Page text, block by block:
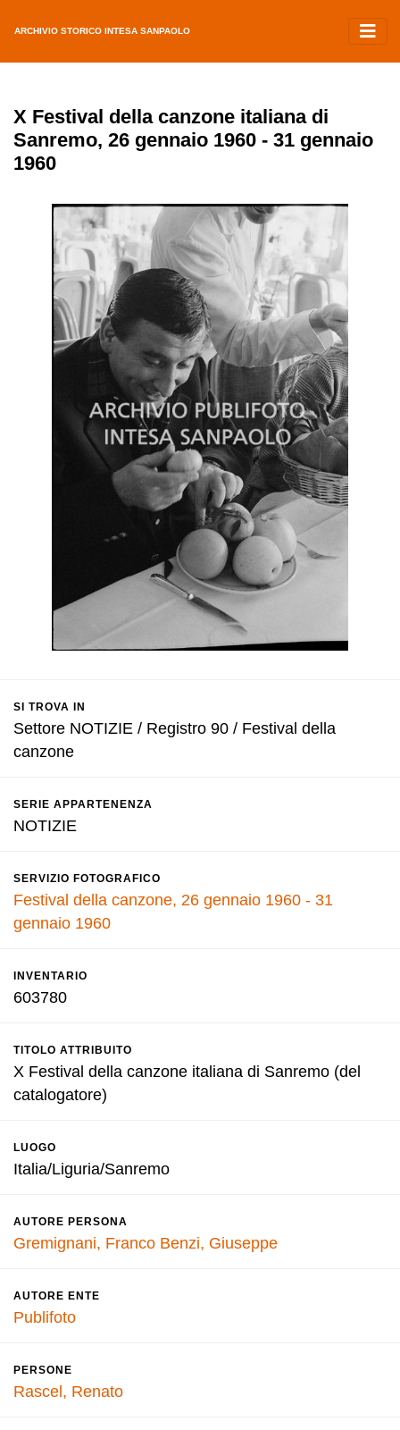
ARCHIVIO STORICO INTESA SANPAOLO
X Festival della canzone italiana di
Sanremo, 26 gennaio 1960 - 31 gennaio
1960
SI TROVA IN
Settore NOTIZIE / Registro 90 / Festival della
canzone
SERIE APPARTENENZA
NOTIZIE
SERVIZIO FOTOGRAFICO
Festival della canzone, 26 gennaio 1960 - 31
gennaio 1960
INVENTARIO
603780
TITOLO ATTRIBUITO
X Festival della canzone italiana di Sanremo (del
catalogatore)
LUOGO
Italia/Liguria/Sanremo
AUTORE PERSONA
Gremignani, Franco Benzi, Giuseppe
AUTORE ENTE
Publifoto
PERSONE
Rascel, Renato